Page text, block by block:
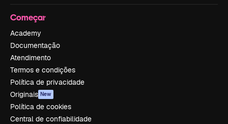
Começar
Academy
Documentação
Atendimento
Termos e condições
Política de privacidade
Originais New
Política de cookies
Central de confiabilidade